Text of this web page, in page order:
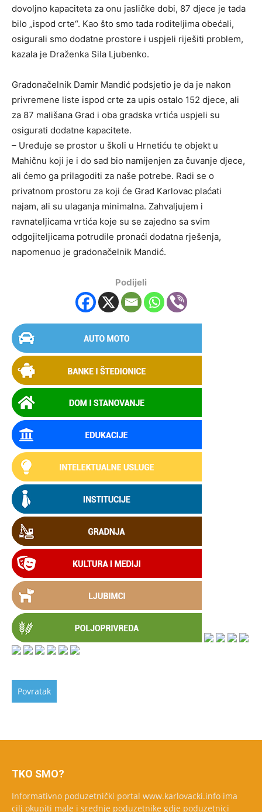
dovoljno kapaciteta za onu jasličke dobi, 87 djece je tada
bilo „ispod crte“. Kao što smo tada roditeljima obećali,
osigurali smo dodatne prostore i uspjeli riješiti problem,
kazala je Draženka Sila Ljubenko.
Gradonačelnik Damir Mandić podsjetio je da je nakon
privremene liste ispod crte za upis ostalo 152 djece, ali
za 87 mališana Grad i oba gradska vrtića uspjeli su
osigurati dodatne kapacitete.
– Uređuje se prostor u školi u Hrnetiću te objekt u
Mahičnu koji je i do sad bio namijenjen za čuvanje djece,
ali ćemo ga prilagoditi za naše potrebe. Radi se o
privatnom prostoru za koji će Grad Karlovac plaćati
najam, ali su ulaganja minimalna. Zahvaljujem i
ravnateljicama vrtića koje su se zajedno sa svim
odgojiteljicama potrudile pronaći dodatna rješenja,
napomenuo je gradonačelnik Mandić.
Podijeli
TKO SMO?
Informativno poduzetnički portal www.karlovacki.info ima
cilj okupiti male i srednje poduzetnike gdje poduzetnici